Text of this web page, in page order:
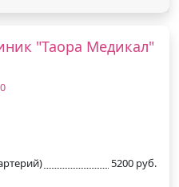
"Таора Медикал"
5200 руб.